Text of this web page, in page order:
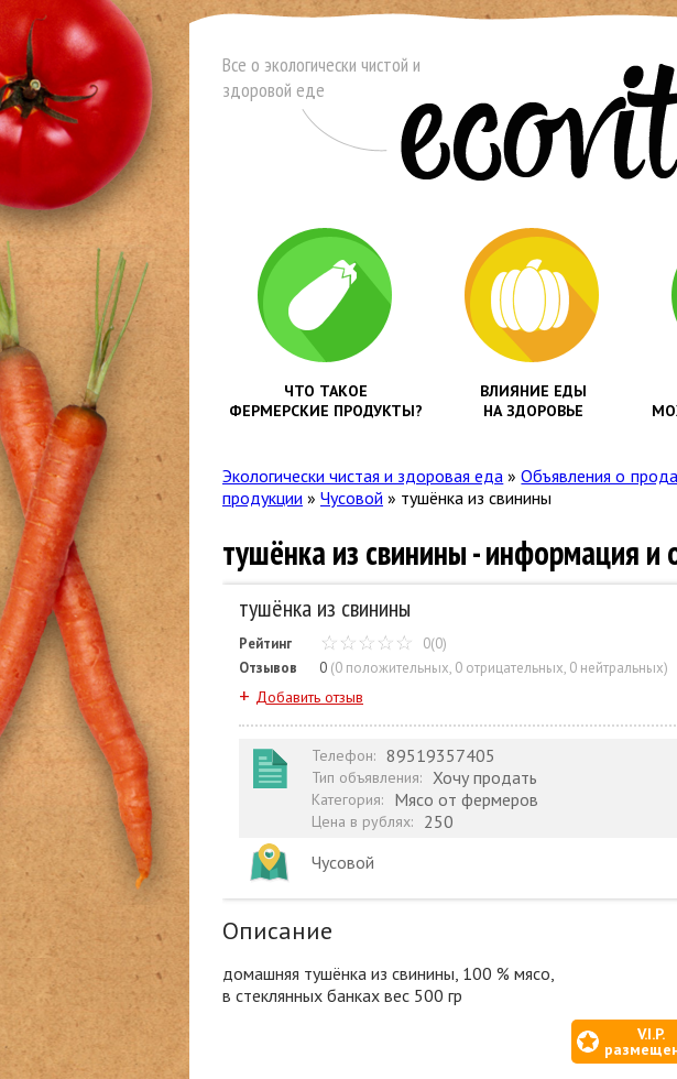
Все о экологически чистой и
здоровой еде
ЧТО ТАКОЕ
ФЕРМЕРСКИЕ ПРОДУКТЫ?
ВЛИЯНИЕ ЕДЫ
НА ЗДОРОВЬЕ
Экологически чистая и здоровая еда »Объявления о
продукции » Чусовой » тушёнка из свинины
тушёнка из свинины - информация и
тушёнка из свинины
Рейтинг
0(0)
Отзывов
0 (0 положительных, 0 отрицательных, 0 нейтральных)
+ Добавить отзыв
Телефон: 89519357405
Тип объявления: Хочу продать
Категория: Мясо от фермеров
Цена в рублях:
250
Чусовой
Описание
домашняя тушёнка из свинины, 100 % мясо,
в стеклянных банках вес 500 гр
V.I.P.